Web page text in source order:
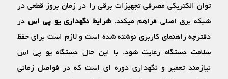
توان الکتریکی مصرفی تجهیزات برقی را در زمان بروز قطعی در
شبکه برق اصلی فراهم می‏کند.شرایط نگهداری یو پی اس در
دفترچه راهنمای کاربری نوشته شده است و لازم است برای حفظ
سلامت دستگاه رعایت شود. با این حال دستگاه یو پی اس
نیازمند تعمیر و نگهداری دوره‏ ای است که در فواصل زمانی